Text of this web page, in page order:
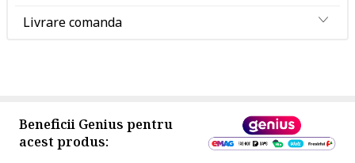
Livrare comanda
Beneficii Genius pentru
acest produs: